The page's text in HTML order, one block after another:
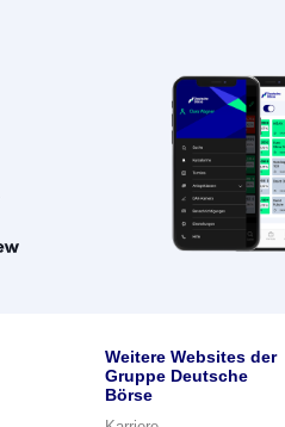
Weitere Websites der
Gruppe Deutsche
Börse